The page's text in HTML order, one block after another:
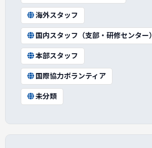
海外スタッフ
国内スタッフ（支部・研修センター）
本部スタッフ
国際協力ボランティア
未分類